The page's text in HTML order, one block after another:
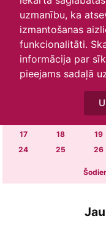
uzmanību, ka
izmantošanas
funkcionalitāti.
informācija par
pieejams sadaļā
O T
5
12
17
18 19
24
25 26